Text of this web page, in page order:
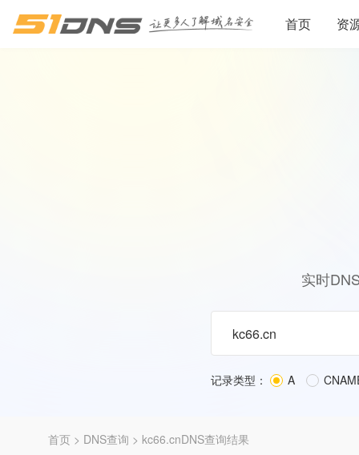
首页 资
实时
记录类型： A
首页 > DNS查询 > kc66.cnDNS查询结果